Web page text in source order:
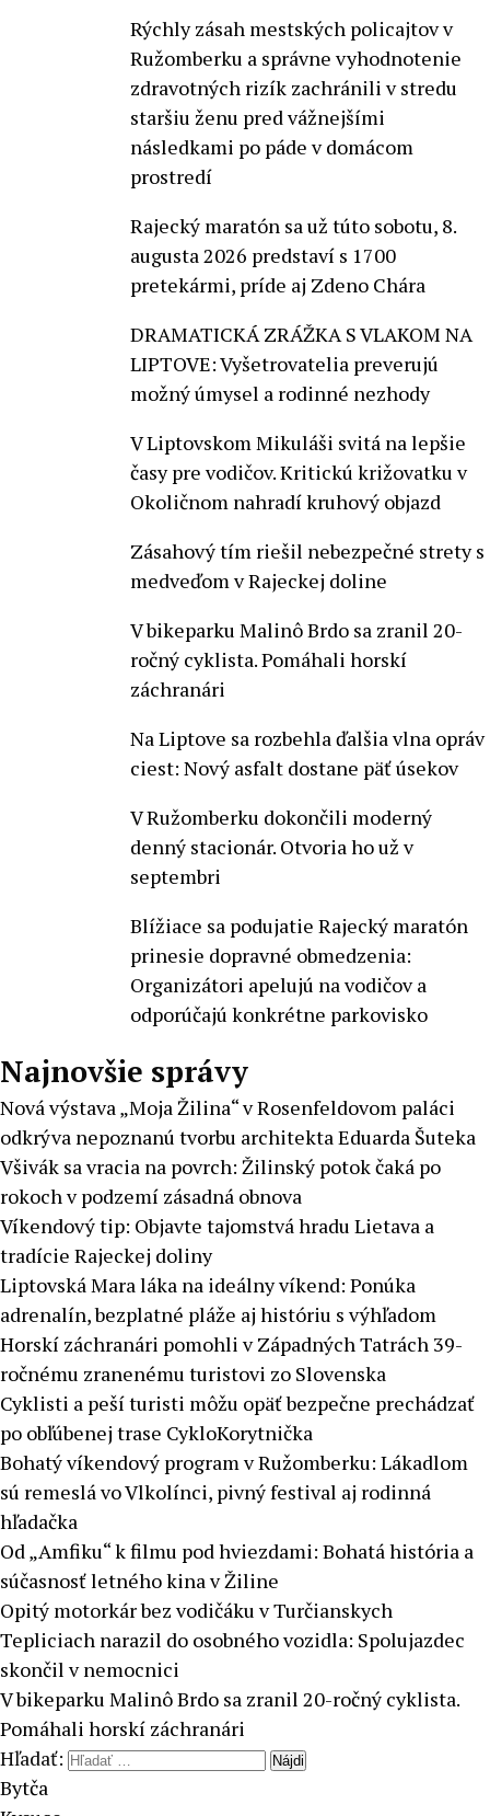
Rýchly zásah mestských policajtov v
Ružomberku a správne vyhodnotenie
zdravotných rizík zachránili v stredu
staršiu ženu pred vážnejšími
následkami po páde v domácom
prostredí
Rajecký maratón sa už túto sobotu, 8.
augusta 2026 predstaví s 1700
pretekármi, príde aj Zdeno Chára
DRAMATICKÁ ZRÁŽKA S VLAKOM NA
LIPTOVE: Vyšetrovatelia preverujú
možný úmysel a rodinné nezhody
V Liptovskom Mikuláši svitá na lepšie
časy pre vodičov. Kritickú križovatku v
Okoličnom nahradí kruhový objazd
Zásahový tím riešil nebezpečné strety s
medveďom v Rajeckej doline
V bikeparku Malinô Brdo sa zranil 20-
ročný cyklista. Pomáhali horskí
záchranári
Na Liptove sa rozbehla ďalšia vlna opráv
ciest: Nový asfalt dostane päť úsekov
V Ružomberku dokončili moderný
denný stacionár. Otvoria ho už v
septembri
Blížiace sa podujatie Rajecký maratón
prinesie dopravné obmedzenia:
Organizátori apelujú na vodičov a
odporúčajú konkrétne parkovisko
Najnovšie správy
Nová výstava „Moja Žilina“ v Rosenfeldovom paláci
odkrýva nepoznanú tvorbu architekta Eduarda Šuteka
Všivák sa vracia na povrch: Žilinský potok čaká po
rokoch v podzemí zásadná obnova
Víkendový tip: Objavte tajomstvá hradu Lietava a
tradície Rajeckej doliny
Liptovská Mara láka na ideálny víkend: Ponúka
adrenalín, bezplatné pláže aj históriu s výhľadom
Horskí záchranári pomohli v Západných Tatrách 39-
ročnému zranenému turistovi zo Slovenska
Cyklisti a peší turisti môžu opäť bezpečne prechádzať
po obľúbenej trase CykloKorytnička
Bohatý víkendový program v Ružomberku: Lákadlom
sú remeslá vo Vlkolínci, pivný festival aj rodinná
hľadačka
Od „Amfiku“ k filmu pod hviezdami: Bohatá história a
súčasnosť letného kina v Žiline
Opitý motorkár bez vodičáku v Turčianskych
Tepliciach narazil do osobného vozidla: Spolujazdec
skončil v nemocnici
V bikeparku Malinô Brdo sa zranil 20-ročný cyklista.
Pomáhali horskí záchranári
Hľadať:
Bytča